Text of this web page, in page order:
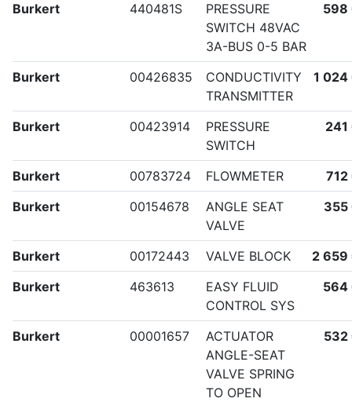
Burkert 440481S
PRESSURE
SWITCH 48VAC
3A-BUS 0-5 BAR
598
Burkert 00426835
CONDUCTIVITY
TRANSMITTER
1 024
Burkert 00423914
PRESSURE
SWITCH
241
Burkert 00783724 FLOWMETER
712
Burkert
00154678
ANGLE SEAT
VALVE
355
Burkert 00172443 VALVE BLOCK
2 659
Burkert
463613
EASY FLUID
CONTROL SYS
564
Burkert 00001657
ACTUATOR
ANGLE-SEAT
VALVE SPRING
TO OPEN
532